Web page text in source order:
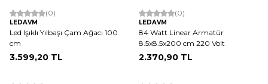
(0)
LEDAVM
Led Işıklı Yılbaşı Çam Ağacı 100
cm
3.599,20 TL
(0)
LEDAVM
84 Watt Linear Armatür
8.5x8.5x200 cm 220 Volt
2.370,90 TL